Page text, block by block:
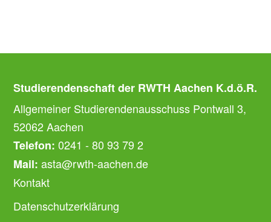
Studierendenschaft der RWTH Aachen K.d.ö.R.
Allgemeiner Studierendenausschuss Pontwall 3,
52062 Aachen
Telefon: 0241 - 80 93 79 2
Mail: asta@rwth-aachen.de
Kontakt
Datenschutzerklärung